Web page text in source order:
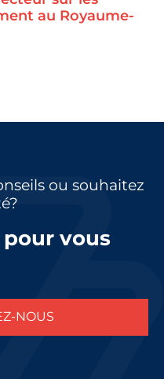
au Royaume-
ou souhaitez
pour vous
NOUS